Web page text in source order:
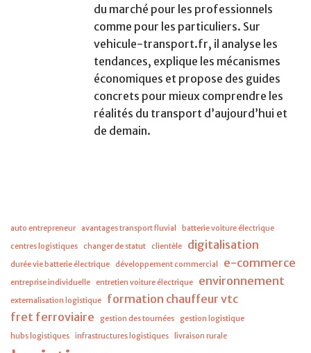
du marché pour les professionnels
comme pour les particuliers. Sur
vehicule-transport.fr, il analyse les
tendances, explique les mécanismes
économiques et propose des guides
concrets pour mieux comprendre les
réalités du transport d’aujourd’hui et
de demain.
auto entrepreneur avantages transport fluvial
batterie voiture électrique
centres logistiques
changer de statut clientèle digitalisation
durée vie batterie électrique développement commercial e-commerce
entreprise individuelle entretien voiture électrique environnement
externalisation logistique
formation chauffeur vtc
fret ferroviaire
gestion des tournées
gestion logistique
hubs logistiques
infrastructures logistiques livraison rurale